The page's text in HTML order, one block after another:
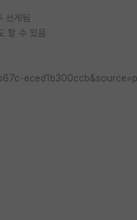
쓰게됨
할 수 있음